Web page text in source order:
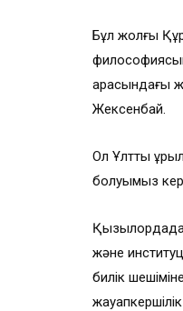
Бұл жолғы
арасындағы
Жексенбай.
Ол Ұлттық
болуымыз
Қызылордада
және
билік